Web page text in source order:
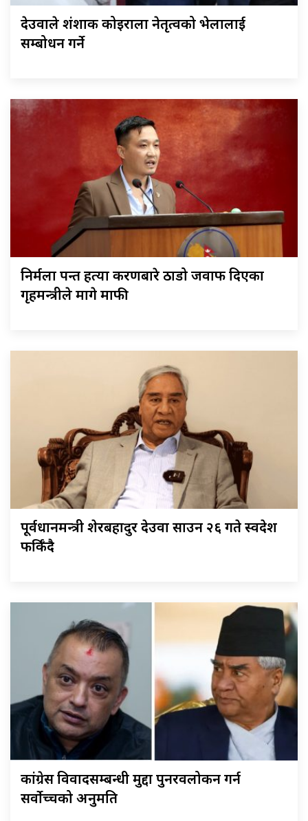
देउवाले शंशाक कोइराला नेतृत्वको भेलालाई
सम्बोधन गर्ने
निर्मला पन्त हत्या प्रकरणबारे ठाडो जवाफ दिएका
गृहमन्त्रीले मागे माफी
पूर्वप्रधानमन्त्री शेरबहादुर देउवा साउन २६ गते स्वदेश
फर्किँदै
कांग्रेस विवादसम्बन्धी मुद्दा पुनरवलोकन गर्न
सर्वोच्चको अनुमति